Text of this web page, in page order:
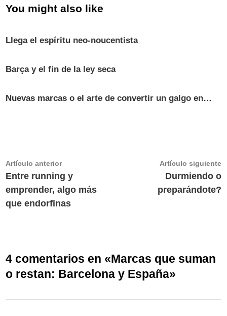
You might also like
Llega el espíritu neo-noucentista
Barça y el fin de la ley seca
Nuevas marcas o el arte de convertir un galgo en…
Navegación
de
entradas
Artículo anteriorArtículo
anterior:
Entre running y
emprender, algo más
que endorfinas
Artículo siguiente
Durmiendo o
preparándote?
4 comentarios en «Marcas que suman
o restan: Barcelona y España»